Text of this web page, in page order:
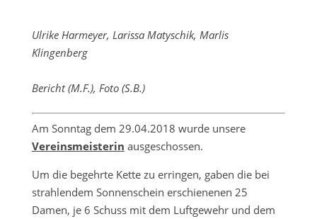
Ulrike Harmeyer, Larissa Matyschik, Marlis
Klingenberg
Bericht (M.F.), Foto (S.B.)
Am Sonntag dem 29.04.2018 wurde unsere
Vereinsmeisterin ausgeschossen.
Um die begehrte Kette zu erringen, gaben die bei
strahlendem Sonnenschein erschienenen 25
Damen, je 6 Schuss mit dem Luftgewehr und dem